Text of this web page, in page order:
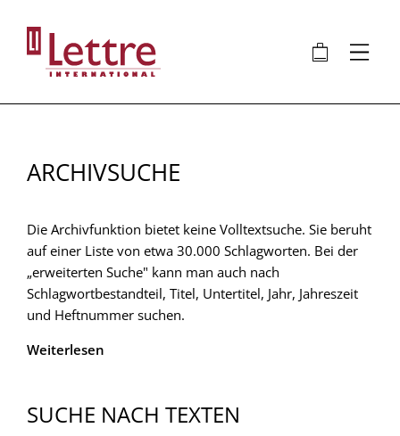
Inhalt
🛍 ⋮
ARCHIVSUCHE
Die Archivfunktion bietet keine Volltextsuche. Sie beruht
auf einer Liste von etwa 30.000 Schlagworten. Bei der
„erweiterten Suche" kann man auch nach
Schlagwortbestandteil, Titel, Untertitel, Jahr, Jahreszeit
und Heftnummer suchen.
Weiterlesen
SUCHE NACH TEXTEN